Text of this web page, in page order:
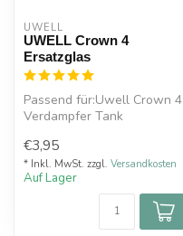
UWELL
UWELL Crown 4
Ersatzglas
Passend für:Uwell Crown 4
Verdampfer Tank
Ersatzgl...
€3,95
* Inkl. MwSt. zzgl. Versandkosten
Auf Lager